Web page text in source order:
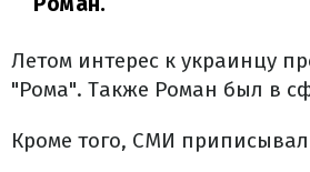
Летом интерес к украинцу
"Рома". Также Роман был в
Кроме того, СМИ